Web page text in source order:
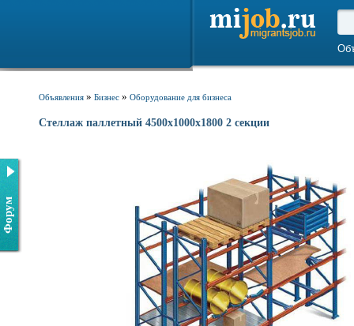
Форум
Объявления » Бизнес » Оборудование для бизнеса
Стеллаж паллетный 4500х1000х1800 2 секции